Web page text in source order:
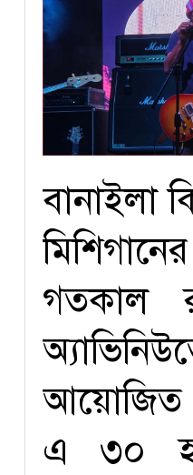
বানাইলা
গতকাল
আয়োজিত
এ ৩০